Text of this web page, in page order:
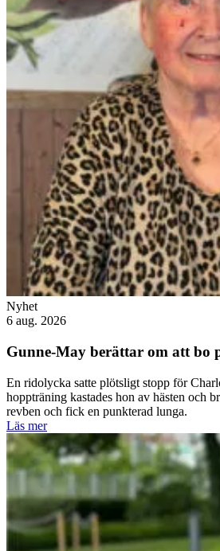
Nyhet
6 aug. 2026
Gunne-May berättar om att bo
En ridolycka satte plötsligt stopp för
hoppträning kastades hon av hästen och
revben och fick en punkterad lunga.
Läs mer